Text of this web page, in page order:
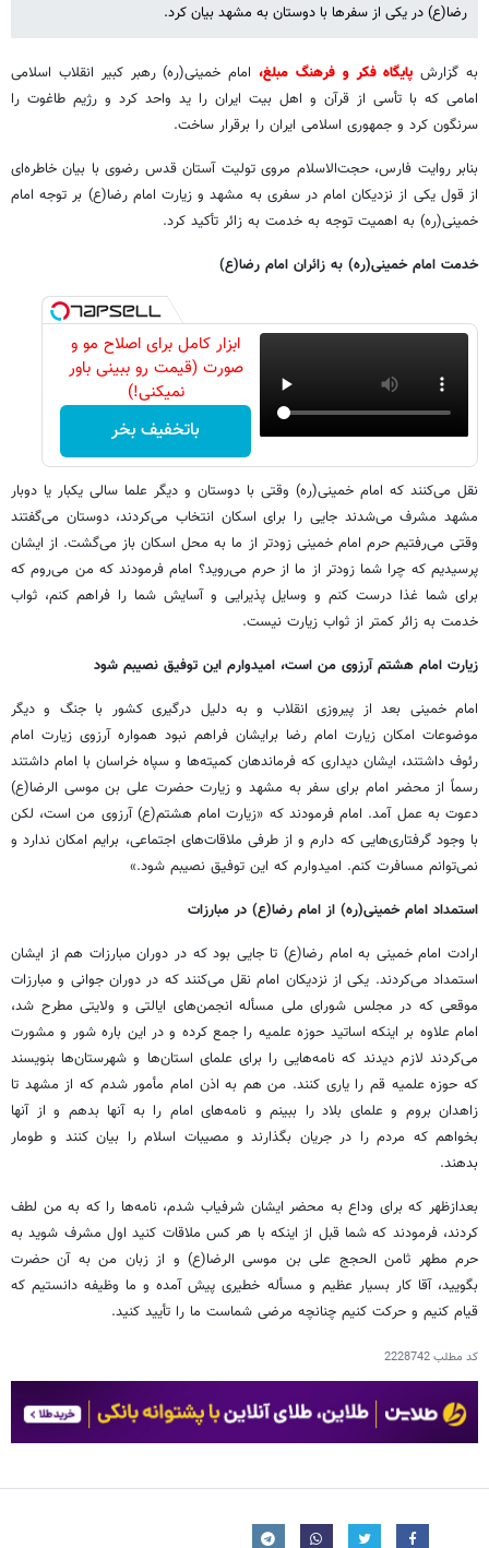
رضا(ع) در یکی از سفرها با دوستان به مشهد بیان کرد.
به گزارش پایگاه فکر و فرهنگ مبلغ، امام خمینی(ره) رهبر کبیر انقلاب اسلامی
امامی که با تأسی از قرآن و اهل بیت ایران را ید واحد کرد و رژیم طاغوت را
سرنگون کرد و جمهوری اسلامی ایران را برقرار ساخت.
بنابر روایت فارس، حجت‌الاسلام مروی تولیت آستان قدس رضوی با بیان خاطره‌ای
از قول یکی از نزدیکان امام در سفری به مشهد و زیارت امام رضا(ع) بر توجه امام
خمینی(ره) به اهمیت توجه به خدمت به زائر تأکید کرد.
خدمت امام خمینی(ره) به زائران امام رضا(ع)
ابزار کامل برای اصلاح مو و
صورت (قیمت رو ببینی باور
نمیکنی!)
باتخفیف بخر
نقل می‌کنند که امام خمینی(ره) وقتی با دوستان و دیگر علما سالی یکبار یا دوبار
مشهد مشرف می‌شدند جایی را برای اسکان انتخاب می‌کردند، دوستان می‌گفتند
وقتی می‌رفتیم حرم امام خمینی زودتر از ما به محل اسکان باز می‌گشت. از ایشان
پرسیدیم که چرا شما زودتر از ما از حرم می‌روید؟ امام فرمودند که من می‌روم که
برای شما غذا درست کنم و وسایل پذیرایی و آسایش شما را فراهم کنم، ثواب
خدمت به زائر کمتر از ثواب زیارت نیست.
زیارت امام هشتم آرزوی من است، امیدوارم این توفیق نصیبم شود
امام خمینی بعد از پیروزی انقلاب و به دلیل درگیری کشور با جنگ و دیگر
موضوعات امکان زیارت امام رضا برایشان فراهم نبود همواره آرزوی زیارت امام
رئوف داشتند، ایشان دیداری که فرماندهان کمیته‏‌ها و سپاه خراسان با امام داشتند
رسماً از محضر امام برای سفر به مشهد و زیارت حضرت علی بن موسی الرضا(ع)
دعوت به عمل آمد. امام فرمودند که «زیارت امام هشتم(ع) آرزوی من است، لکن
با وجود گرفتاری‌هایی که دارم و از طرفی ملاقات‌های اجتماعی، برایم امکان ندارد و
نمی‏‌توانم مسافرت کنم. امیدوارم که این توفیق نصیبم شود.»
استمداد امام خمینی(ره) از امام رضا(ع) در مبارزات
ارادت امام خمینی به امام رضا(ع) تا جایی بود که در دوران مبارزات هم از ایشان
استمداد می‌کردند. یکی از نزدیکان امام نقل می‌کنند که در دوران جوانی و مبارزات
موقعی که در مجلس شورای ملی مسأله انجمن‌های ایالتی و ولایتی مطرح شد،
امام علاوه بر اینکه اساتید حوزه علمیه را جمع کرده و در این باره شور و مشورت
می‏‌کردند لازم دیدند که نامه‌هایی را برای علمای استان‌ها و شهرستان‌ها بنویسند
که حوزه علمیه قم را یاری کنند. من هم به اذن امام مأمور شدم که از مشهد تا
زاهدان بروم و علمای بلاد را ببینم و نامه‏‌های امام را به آنها بدهم و از آنها
بخواهم که مردم را در جریان بگذارند و مصیبات اسلام را بیان کنند و طومار
بدهند.
بعدازظهر که برای وداع به محضر ایشان شرفیاب شدم، نامه‏‌ها را که به من لطف
کردند، فرمودند که شما قبل از اینکه با هر کس ملاقات کنید اول مشرف شوید به
حرم مطهر ثامن الحجج علی بن موسی الرضا(ع) و از زبان من به آن حضرت
بگویید، آقا کار بسیار عظیم و مسأله خطیری پیش آمده و ما وظیفه دانستیم که
قیام کنیم و حرکت کنیم چنانچه مرضی شماست ما را تأیید کنید.
کد مطلب2228742